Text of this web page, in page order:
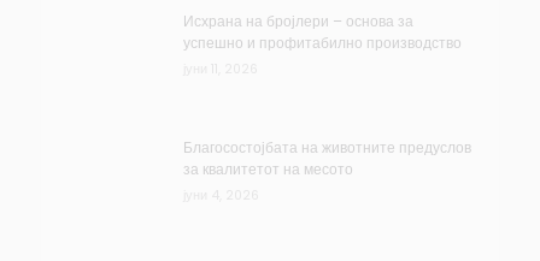
Исхрана на бројлери – основа за
успешно и профитабилно производство
Благосостојбата на животните предуслов
за квалитетот на месото